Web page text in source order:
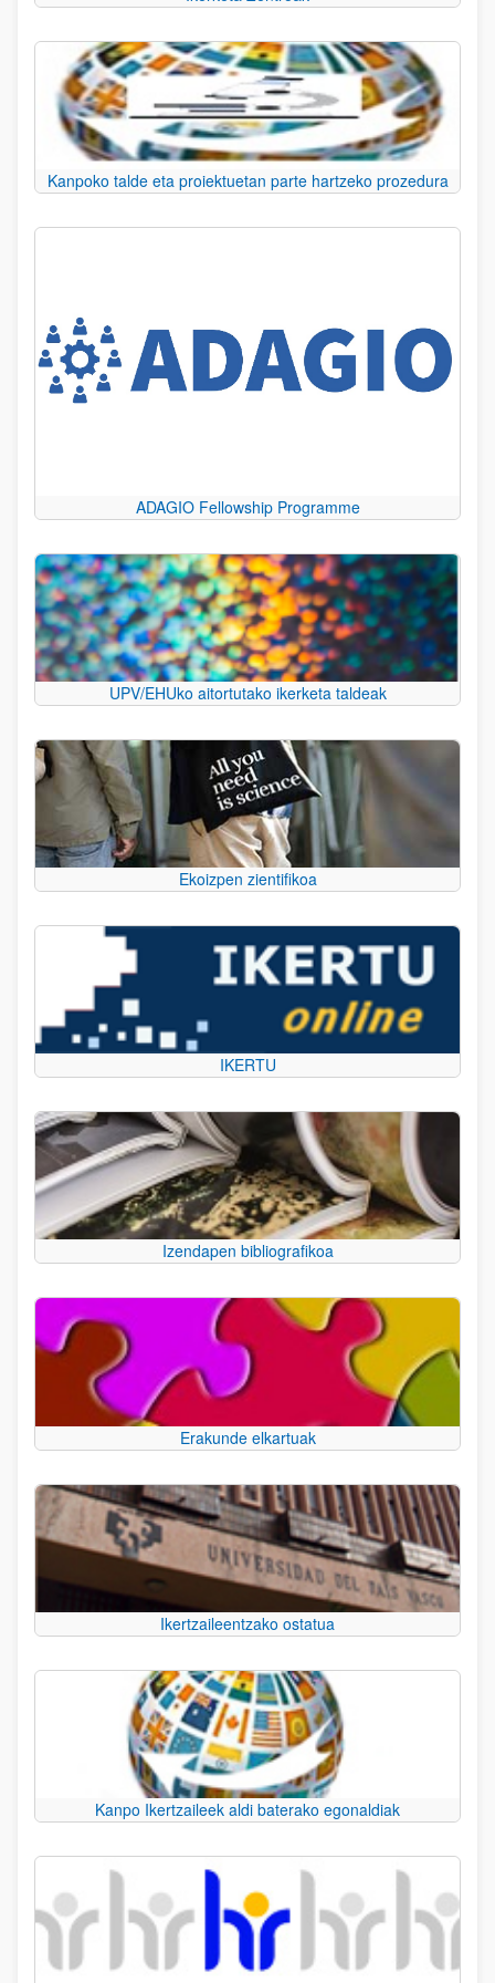
Kanpoko talde eta proiektuetan parte hartzeko prozedura
ADAGIO Fellowship Programme
UPV/EHUko aitortutako ikerketa taldeak
Ekoizpen zientifikoa
IKERTU
Izendapen bibliografikoa
Erakunde elkartuak
Ikertzaileentzako ostatua
Kanpo Ikertzaileek aldi baterako egonaldiak